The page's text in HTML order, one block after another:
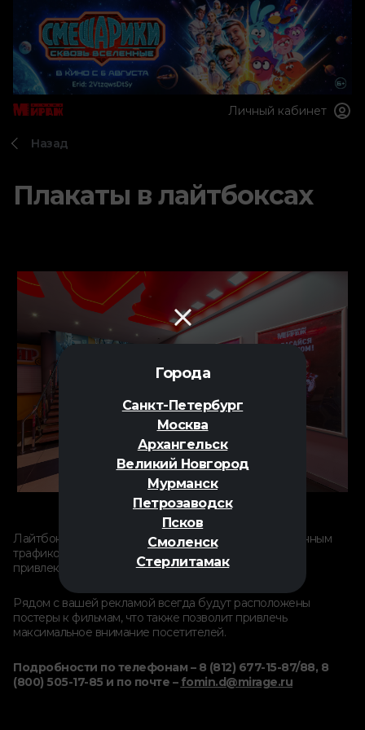
Города
Санкт-Петербург
Москва
Архангельск
Великий Новгород
Мурманск
Петрозаводск
Псков
Смоленск
Стерлитамак
Личный кабинет
Назад
Плакаты в лайтбоксах
Лайтбоксы расположены на местах с самым оживленным
трафиком. За счет приятной подсветки ненавязчиво
привлекают внимание каждого, кто проходит мимо.
Рядом с вашей рекламой всегда будут расположены
постеры к фильмам, что также позволит привлечь
максимальное внимание посетителей.
Подробности по телефонам – 8 (812) 677-15-87/88, 8
(800) 505-17-85 и по почте – fomin.d@mirage.ru